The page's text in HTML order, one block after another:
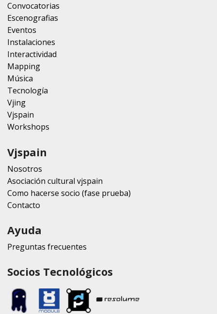
Convocatorias
Escenografias
Eventos
Instalaciones
Interactividad
Mapping
Música
Tecnología
Vjing
Vjspain
Workshops
Vjspain
Nosotros
Asociación cultural vjspain
Como hacerse socio (fase prueba)
Contacto
Ayuda
Preguntas frecuentes
Socios Tecnológicos